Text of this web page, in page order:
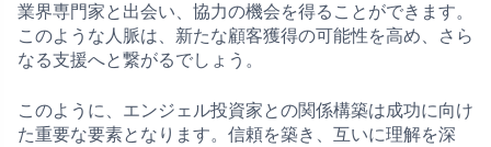
業界専門家と出会い、協力の機会を得ることができます。
このような人脈は、新たな顧客獲得の可能性を高め、さら
なる支援へと繋がるでしょう。
このように、エンジェル投資家との関係構築は成功に向け
た重要な要素となります。信頼を築き、互いに理解を深